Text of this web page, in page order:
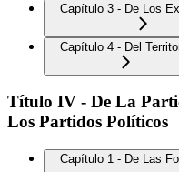
Capítulo 3 - De Los
Capítulo 4 - Del
Título IV - De La
Los Partidos Políticos
Capítulo 1 - De Las